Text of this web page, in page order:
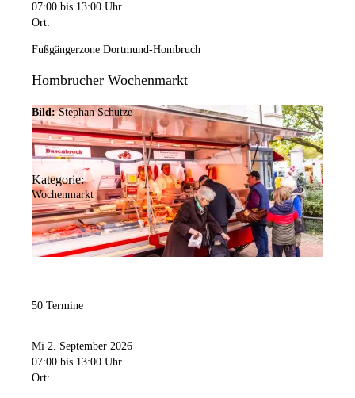
07:00 bis 13:00 Uhr
Ort:
Fußgängerzone Dortmund-Hombruch
Hombrucher Wochenmarkt
Bild: Stephan Schütze
Kategorie:
Wochenmarkt
50 Termine
Mi 2. September 2026
07:00 bis 13:00 Uhr
Ort: